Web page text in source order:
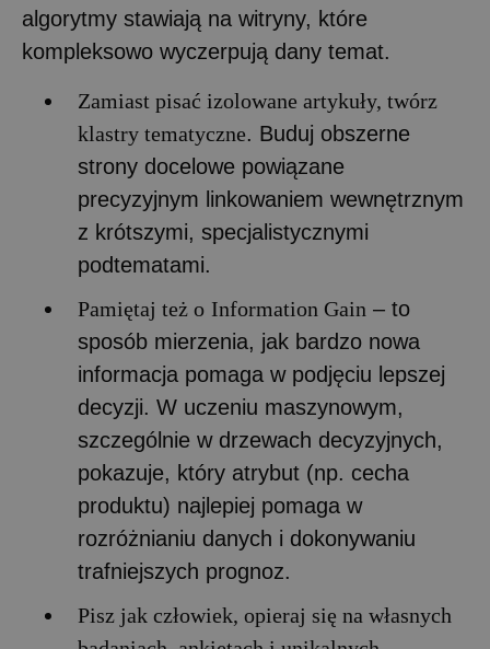
algorytmy stawiają na witryny, które
kompleksowo wyczerpują dany temat.
Zamiast pisać izolowane artykuły, twórz
klastry tematyczne. Buduj obszerne
strony docelowe powiązane
precyzyjnym linkowaniem wewnętrznym
z krótszymi, specjalistycznymi
podtematami.
Pamiętaj też o Information Gain – to
sposób mierzenia, jak bardzo nowa
informacja pomaga w podjęciu lepszej
decyzji. W uczeniu maszynowym,
szczególnie w drzewach decyzyjnych,
pokazuje, który atrybut (np. cecha
produktu) najlepiej pomaga w
rozróżnianiu danych i dokonywaniu
trafniejszych prognoz.
Pisz jak człowiek, opieraj się na własnych